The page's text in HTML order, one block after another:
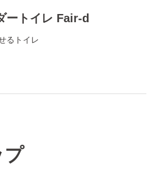
ートイレ Fair-d
るトイレ
プ